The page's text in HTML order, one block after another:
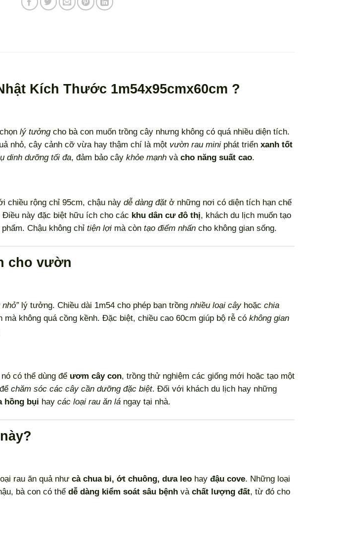
Kích Thước 1m54x95cmx60cm ?
lý tưởngcho bà con muốn trồng cây nhưng không có quá nhiều diện tích.
nhỏ, cây cảnh cỡ vừa hay thậm chí là một vườn rau mini phát triển xanh tốt
dinh dưỡng tối đa, đảm bảo cây khỏe mạnh và cho năng suất cao.
chiều rộng chỉ 95cm, chậu này dễ dàng đặtở những nơi có diện tích hạn chế
này đặc biệt hữu ích cho các khu dân cư đô thị, khách du lịch muốn tạo
Chậu không chỉ tiện lợi mà còn tạo điểm nhấn cho không gian sống.
cho vườn
lý tưởng. Chiều dài 1m54 cho phép bạn trồng nhiều loại câyhoặc chia
không quá cồng kềnh. Đặc biệt, chiều cao 60cm giúp bộ rễ có không gian
có thể dùng để ươm cây con, trồng thử nghiệm các giống mới hoặc tạo một
chăm sóc các cây cần dưỡng đặc biệt. Đối với khách du lịch hay những
hồng bụi hay các loại rau ăn lá ngay tại nhà.
rau ăn quả như cà chua bi, ớt chuông, dưa leo hay đậu cove. Những loại
bà con có thể dễ dàng kiểm soát sâu bệnh và chất lượng đất, từ đó cho